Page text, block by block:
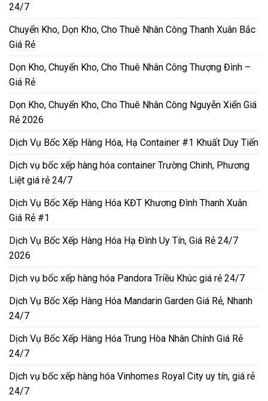
24/7
Chuyển Kho, Dọn Kho, Cho Thuê Nhân Công Thanh Xuân Bắc
Giá Rẻ
Dọn Kho, Chuyển Kho, Cho Thuê Nhân Công Thượng Đình –
Giá Rẻ
Dọn Kho, Chuyển Kho, Cho Thuê Nhân Công Nguyễn Xiển Giá
Rẻ 2026
Dịch Vụ Bốc Xếp Hàng Hóa, Hạ Container #1 Khuất Duy Tiến
Dịch vụ bốc xếp hàng hóa container Trường Chinh, Phương
Liệt giá rẻ 24/7
Dịch Vụ Bốc Xếp Hàng Hóa KĐT Khương Đình Thanh Xuân
Giá Rẻ #1
Dịch Vụ Bốc Xếp Hàng Hóa Hạ Đình Uy Tín, Giá Rẻ 24/7
2026
Dịch vụ bốc xếp hàng hóa Pandora Triều Khúc giá rẻ 24/7
Dịch Vụ Bốc Xếp Hàng Hóa Mandarin Garden Giá Rẻ, Nhanh
24/7
Dịch Vụ Bốc Xếp Hàng Hóa Trung Hòa Nhân Chính Giá Rẻ
24/7
Dịch vụ bốc xếp hàng hóa Vinhomes Royal City uy tín, giá rẻ
24/7